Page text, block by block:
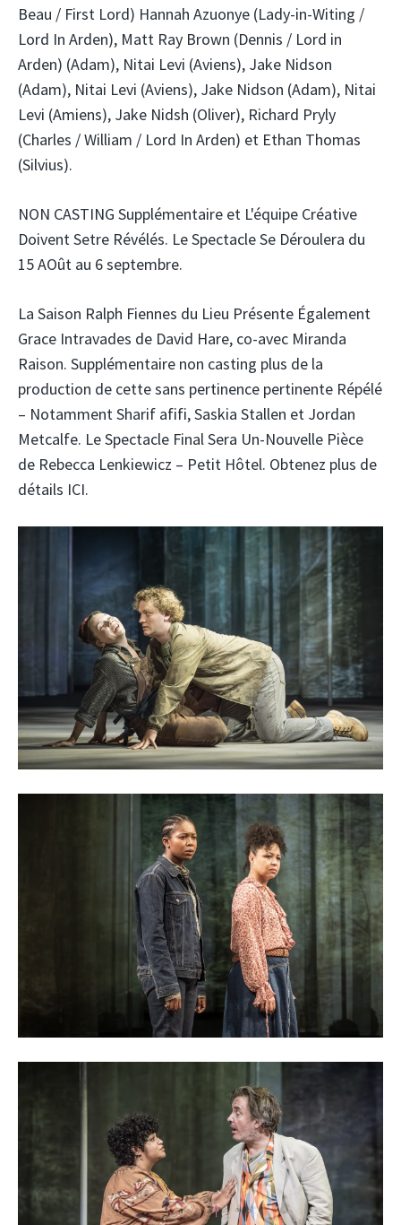
Beau / First Lord) Hannah Azuonye (Lady-in-Witing /
Lord In Arden), Matt Ray Brown (Dennis / Lord in
Arden) (Adam), Nitai Levi (Aviens), Jake Nidson
(Adam), Nitai Levi (Aviens), Jake Nidson (Adam), Nitai
Levi (Amiens), Jake Nidsh (Oliver), Richard Pryly
(Charles / William / Lord In Arden) et Ethan Thomas
(Silvius).
NON CASTING Supplémentaire et L'équipe Créative
Doivent Setre Révélés. Le Spectacle Se Déroulera du
15 AOût au 6 septembre.
La Saison Ralph Fiennes du Lieu Présente Également
Grace Intravades de David Hare, co-avec Miranda
Raison. Supplémentaire non casting plus de la
production de cette sans pertinence pertinente Répélé
– Notamment Sharif afifi, Saskia Stallen et Jordan
Metcalfe. Le Spectacle Final Sera Un-Nouvelle Pièce
de Rebecca Lenkiewicz – Petit Hôtel. Obtenez plus de
détails ICI.